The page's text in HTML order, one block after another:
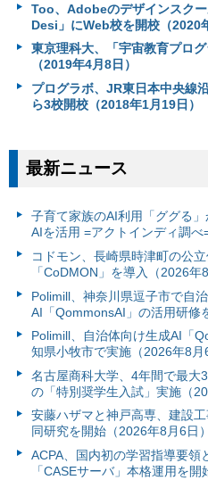
Too、Adobeのデザインスク
Desi」にWeb校を開校（2020
東京理科大、「宇宙教育プロ
（2019年4月8日）
プログラボ、JR東日本中央線
ら3校開校（2018年1月19日）
最新ニュース
子育て家族のAI利用「ググる
AIを活用 =アクトインディ調べ
コドモン、長崎県時津町の公
「CoDMON」を導入（2026年8
Polimill、神奈川県逗子市で自
AI「QommonsAI」の活用研修
Polimill、自治体向け生成AI「
知県小牧市で実施（2026年8月6
名古屋商科大学、4年間で最大
の「特別奨学生入試」実施（
安藤ハザマと神戸高専、建設
同研究を開始（2026年8月6日）
ACPA、国内初の学習指導要領
「CASEサーバ」本格運用を開